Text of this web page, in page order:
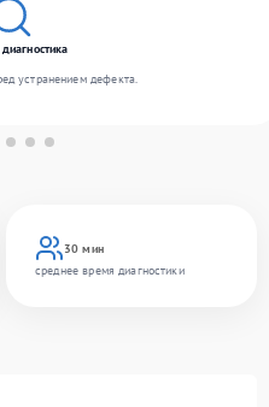
30 мин
среднее время диагностики
устранением дефекта.